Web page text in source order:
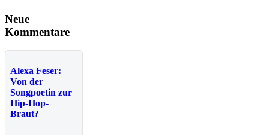
Neue
Kommentare
Alexa Feser:
Von der
Songpoetin zur
Hip-Hop-
Braut?